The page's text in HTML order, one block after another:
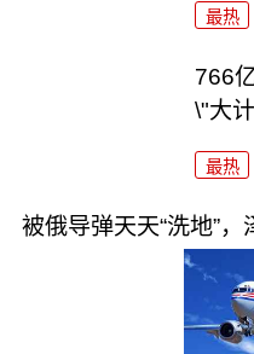
最热
766
\"大
最热
被俄导弹天天“洗地”，